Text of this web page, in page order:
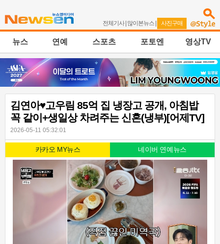
전체기사| 많이본뉴스 | 사진구매
뉴스 연예 스포츠 포토엔 영상TV
김연아♥고우림 85억 집 냉장고 공개, 아침밥
꼭 같이+생일상 차려주는 신혼(냉부)[어제TV]
2026-05-11 05:32:01
카카오 MY뉴스 네이버 연예뉴스